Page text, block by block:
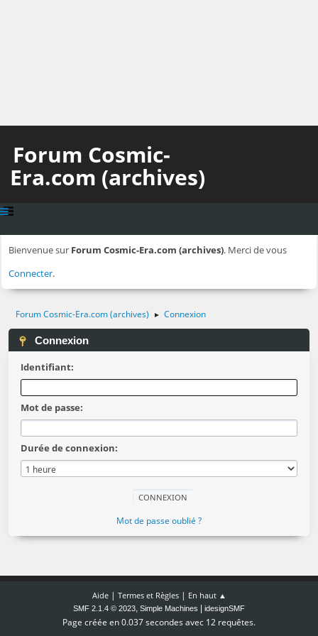
Forum Cosmic-
Era.com (archives)
Bienvenue sur Forum Cosmic-Era.com (archives). Merci de vous
Connecter.
Forum Cosmic-Era.com (archives) ► Connexion
Connexion
Identifiant:
Mot de passe:
Durée de connexion:
Mot de passe oublié ?
Aide| Termes et Règles| En haut ▲
SMF 2.1.4 © 2023, Simple Machines idesignSMF
Page créée en 0.037 secondes avec 12 requêtes.